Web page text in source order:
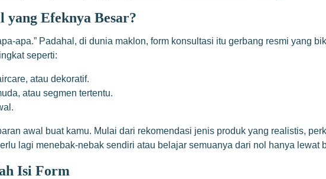
Efeknya Besar?
apa.” Padahal, di dunia maklon, form konsultasi itu gerbang resmi yang
seperti:
atau dekoratif.
atau segmen tertentu.
awal buat kamu. Mulai dari rekomendasi jenis produk yang realistis,
lagi menebak-nebak sendiri atau belajar semuanya dari nol hanya lewat
Isi Form